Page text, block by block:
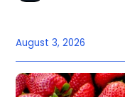
August 3, 2026